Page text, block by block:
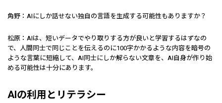
角野：AIにしか話せない独自の言語を生成する可能性もありますか？
松原：AIは、短いデータでやり取りする方が良いと学習するはずなの
で、人間同士で同じことを伝えるのに100字かかるような内容を暗号の
ような言葉に短縮して、AI同士にしか解らない文章を、AI自身が作り始
める可能性は十分にあります。
AIの利用とリテラシー